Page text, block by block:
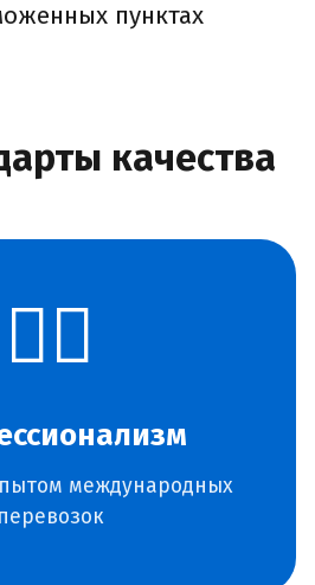
пунктах
качества
👨‍✈️
международных
перевозок